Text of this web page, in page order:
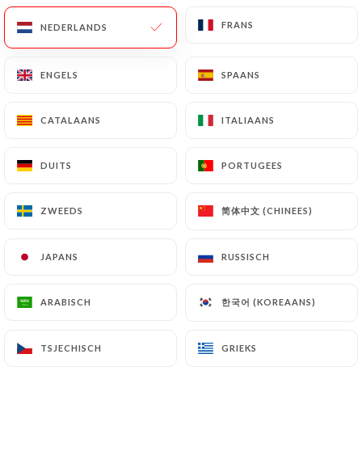
MENU
NEDERLANDS FRANS
ENGELS SPAANS
CATALAANS ITALIAANS
DUITS PORTUGEES
ZWEEDS 简体中文 (CHINEES)
JAPANS RUSSISCH
ARABISCH 한국어 (KOREAANS)
TSJECHISCH GRIEKS
Galerij
NEDERLANDS FRANS
ENGELS SPAANS
CATALAANS ITALIAANS
DUITS PORTUGEES
ZWEEDS 简体中文 (CHINEES)
JAPANS RUSSISCH
ARABISCH 한국어 (KOREAANS)
TSJECHISCH GRIEKS